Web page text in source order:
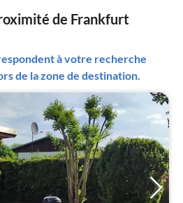
de Frankfurt
à votre recherche
de la zone de destination.